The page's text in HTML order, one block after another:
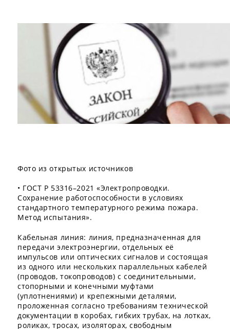
Фото из открытых источников
• ГОСТ Р 53316–2021 «Электропроводки.
Сохранение работоспособности в условиях
стандартного температурного режима пожара.
Метод испытания».
Кабельная линия: линия, предназначенная для
передачи электроэнергии, отдельных её
импульсов или оптических сигналов и состоящая
из одного или нескольких параллельных кабелей
(проводов, токопроводов) с соединительными,
стопорными и конечными муфтами
(уплотнениями) и крепежными деталями,
проложенная согласно требованиям технической
документации в коробах, гибких трубах, на лотках,
роликах, тросах, изоляторах, свободным